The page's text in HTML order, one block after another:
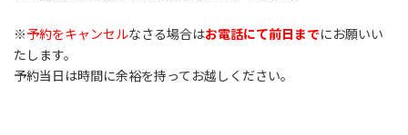
※予約をキャンセルなさる場合はお電話にて前日までにお願いい
たします。
予約当日は時間に余裕を持ってお越しください。